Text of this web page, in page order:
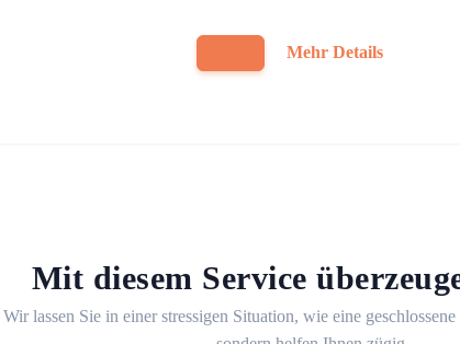
Mehr Details
Mit diesem Service
Wir lassen Sie in einer stressigen Situation, wie eine